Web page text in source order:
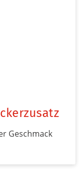
Geschmack